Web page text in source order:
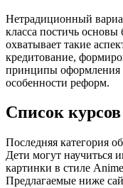
Нетрадиционный
класса постичь основы
охватывает такие
кредитование,
принципы оформления
особенности реформ.
Список
Последняя категория
Дети могут научиться
картинки в стиле
Предлагаемые ниже